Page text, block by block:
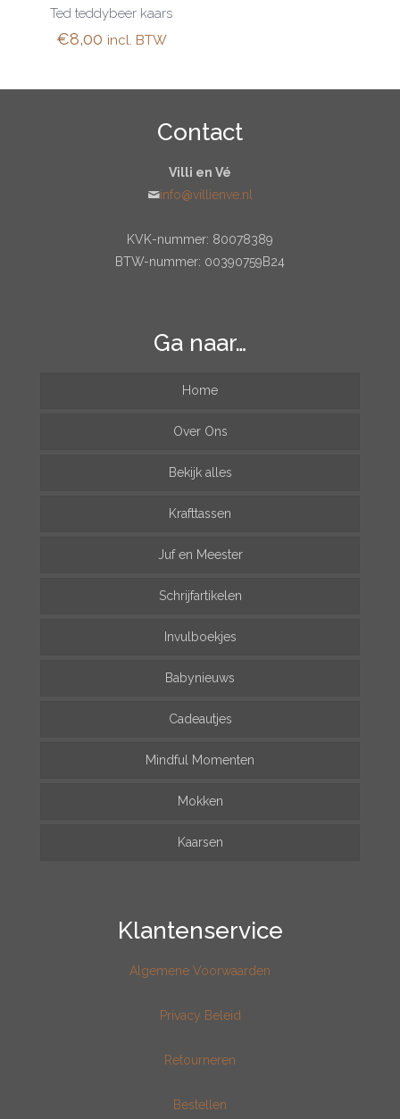
Ted teddybeer kaars
€8,00 incl. BTW
Contact
Villi en Vé
info@villienve.nl
KVK-nummer: 80078389
BTW-nummer: 00390759B24
Ga naar…
Home
Over Ons
Bekijk alles
Krafttassen
Juf en Meester
Schrijfartikelen
Invulboekjes
Babynieuws
Cadeautjes
Mindful Momenten
Mokken
Kaarsen
Klantenservice
Algemene Voorwaarden
Privacy Beleid
Retourneren
Bestellen